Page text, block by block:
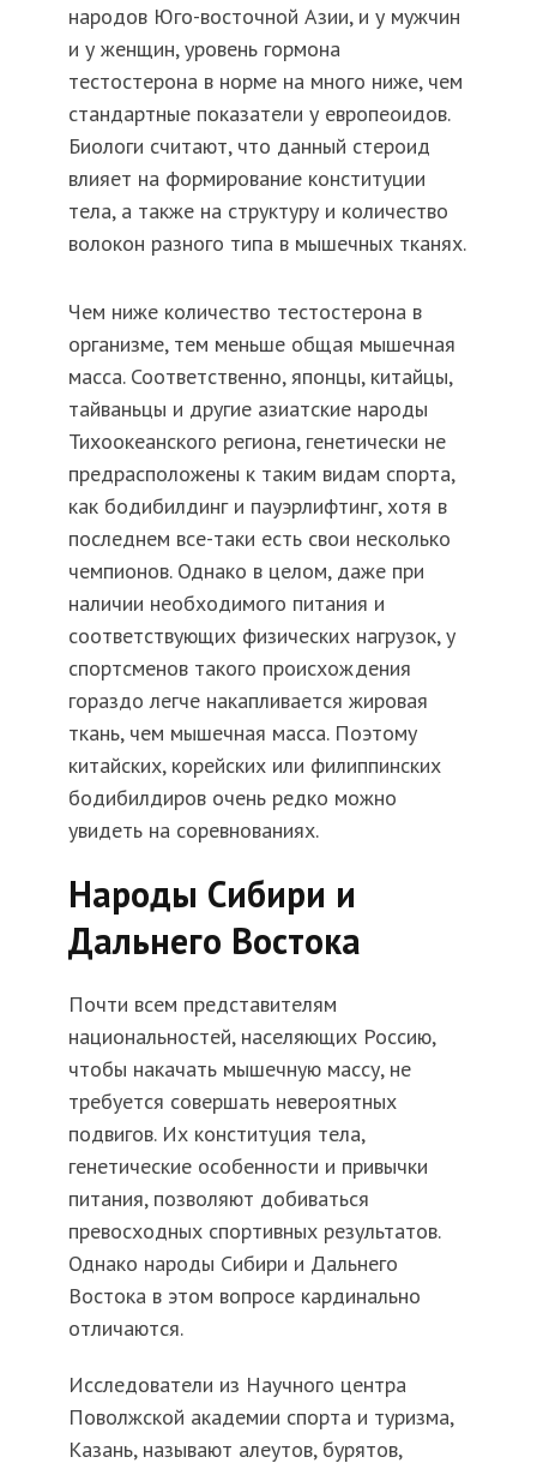
народов Юго-восточной Азии, и у мужчин
и у женщин, уровень гормона
тестостерона в норме на много ниже, чем
стандартные показатели у европеоидов.
Биологи считают, что данный стероид
влияет на формирование конституции
тела, а также на структуру и количество
волокон разного типа в мышечных тканях.
Чем ниже количество тестостерона в
организме, тем меньше общая мышечная
масса. Соответственно, японцы, китайцы,
тайваньцы и другие азиатские народы
Тихоокеанского региона, генетически не
предрасположены к таким видам спорта,
как бодибилдинг и пауэрлифтинг, хотя в
последнем все-таки есть свои несколько
чемпионов. Однако в целом, даже при
наличии необходимого питания и
соответствующих физических нагрузок, у
спортсменов такого происхождения
гораздо легче накапливается жировая
ткань, чем мышечная масса. Поэтому
китайских, корейских или филиппинских
бодибилдиров очень редко можно
увидеть на соревнованиях.
Народы Сибири и
Дальнего Востока
Почти всем представителям
национальностей, населяющих Россию,
чтобы накачать мышечную массу, не
требуется совершать невероятных
подвигов. Их конституция тела,
генетические особенности и привычки
питания, позволяют добиваться
превосходных спортивных результатов.
Однако народы Сибири и Дальнего
Востока в этом вопросе кардинально
отличаются.
Исследователи из Научного центра
Поволжской академии спорта и туризма,
Казань, называют алеутов, бурятов,